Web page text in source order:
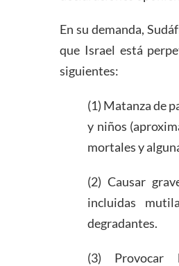
En su demanda,
que Israel está
siguientes:
(1) Matanza de
y niños
mortales y
(2) Causar
incluidas
degradantes.
(3) Provocar